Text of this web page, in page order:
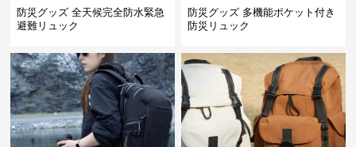
防災グッズ 全天候完全防水緊急
避難リュック
防災グッズ 多機能ポケット付き
防災リュック